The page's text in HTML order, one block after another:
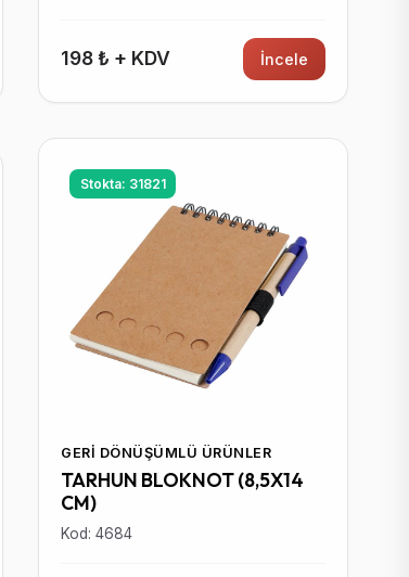
198 ₺ + KDV İncele
Stokta: 31821
GERI DÖNÜŞÜMLÜ ÜRÜNLER
TARHUN BLOKNOT (8,5X14
CM)
Kod: 4684